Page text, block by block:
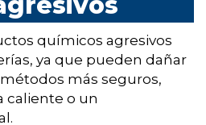
químicos agresivos
ya que pueden dañar
más seguros,
caliente o un